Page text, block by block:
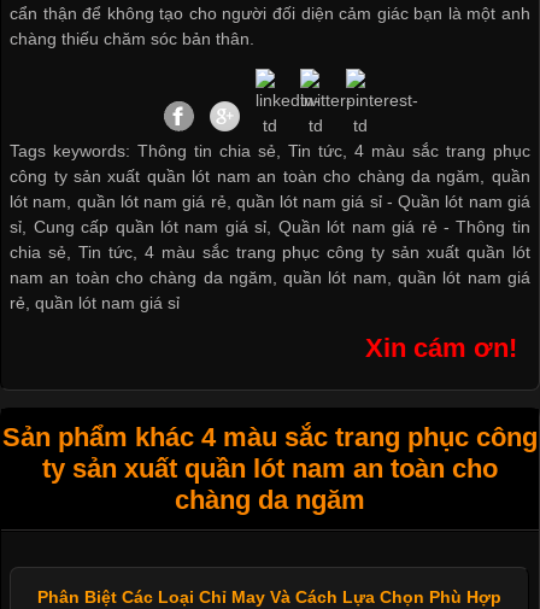
cẩn thận để không tạo cho người đối diện cảm giác bạn là một anh
chàng thiếu chăm sóc bản thân.
Tags keywords: Thông tin chia sẻ, Tin tức, 4 màu sắc trang phục
công ty sản xuất quần lót nam an toàn cho chàng da ngăm, quần
lót nam, quần lót nam giá rẻ, quần lót nam giá sỉ -Quần lót nam giá
sỉ, Cung cấp quần lót nam giá sỉ, Quần lót nam giá rẻ -Thông tin
chia sẻ, Tin tức, 4 màu sắc trang phục công ty sản xuất quần lót
nam an toàn cho chàng da ngăm,quần lót nam, quần lót nam giá
rẻ,quần lót nam giá sỉ
Xin cám ơn!
Sản phẩm khác 4 màu sắc trang phục công
ty sản xuất quần lót nam an toàn cho
chàng da ngăm
Phân Biệt Các Loại Chỉ May Và Cách Lựa Chọn Phù Hợp